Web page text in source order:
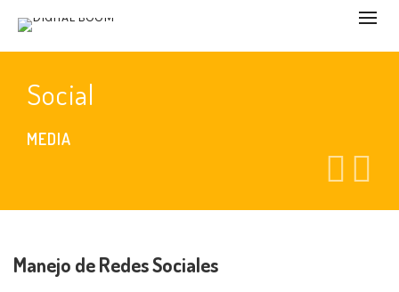
Social
MEDIA
Manejo de Redes Sociales